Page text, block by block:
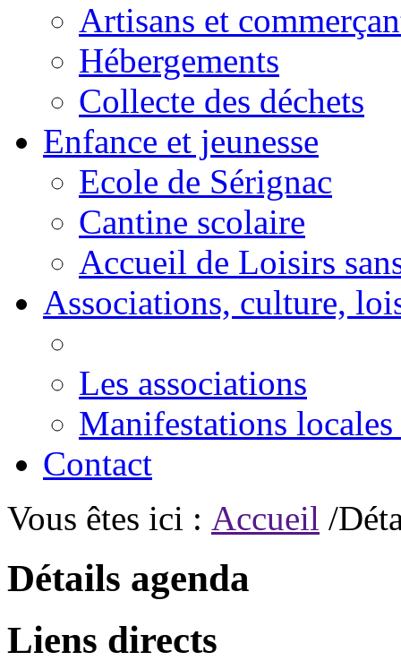
Artisans et
Hébergements
Collecte des déchets
Enfance et jeunesse
Ecole de Sérignac
Cantine scolaire
Accueil de Loisirs
Associations, culture,
Les associations
Manifestations locales
Contact
Vous êtes ici : Accueil /
Détails agenda
Liens directs